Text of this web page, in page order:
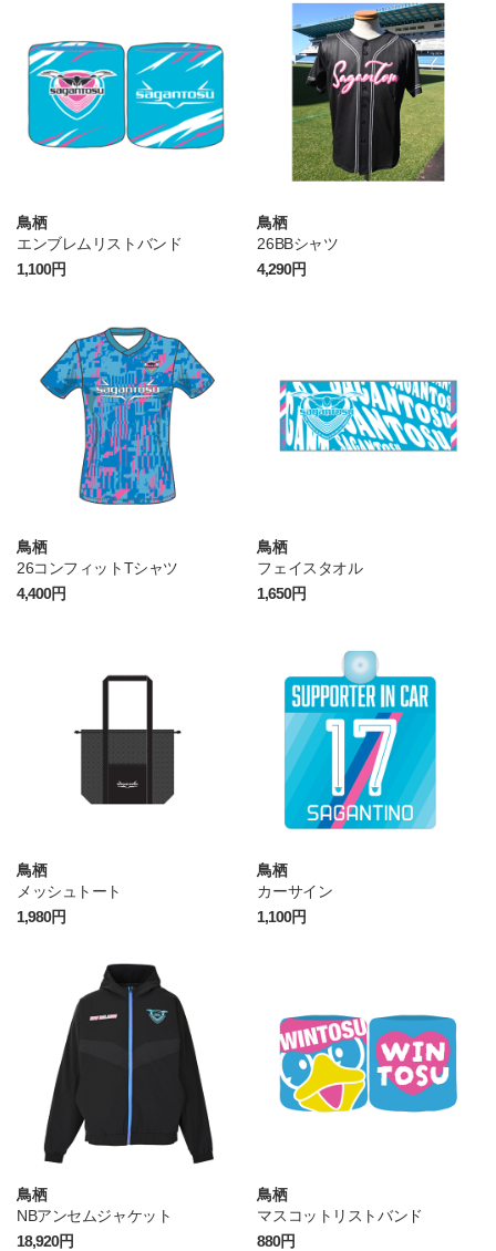
鳥栖
エンブレムリストバンド
1,100円
鳥栖
26BBシャツ
4,290円
鳥栖
26コンフィットTシャツ
4,400円
鳥栖
フェイスタオル
1,650円
鳥栖
メッシュトート
1,980円
鳥栖
カーサイン
1,100円
鳥栖
NBアンセムジャケット
18,920円
鳥栖
マスコットリストバンド
880円